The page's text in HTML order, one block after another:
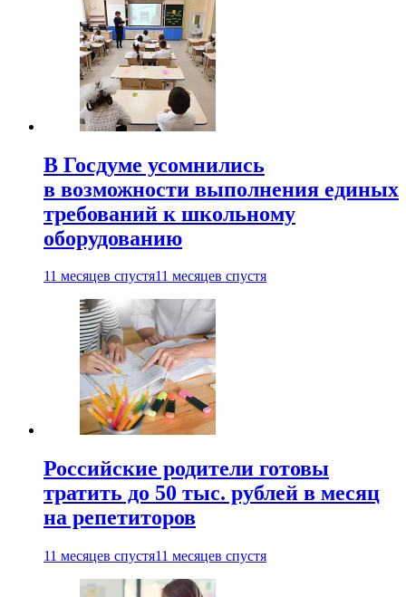
В Госдуме усомнились
в возможности выполнения единых
требований к школьному
оборудованию
11 месяцев спустя11 месяцев спустя
Российские родители готовы
тратить до 50 тыс. рублей в месяц
на репетиторов
11 месяцев спустя11 месяцев спустя